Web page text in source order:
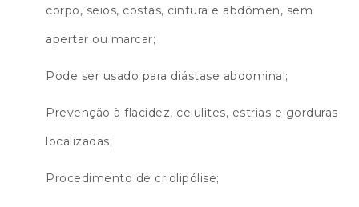
corpo, seios, costas, cintura e abdômen, sem
apertar ou marcar;
Pode ser usado para diástase abdominal;
Prevenção à flacidez, celulites, estrias e gorduras
localizadas;
Procedimento de criolipólise;